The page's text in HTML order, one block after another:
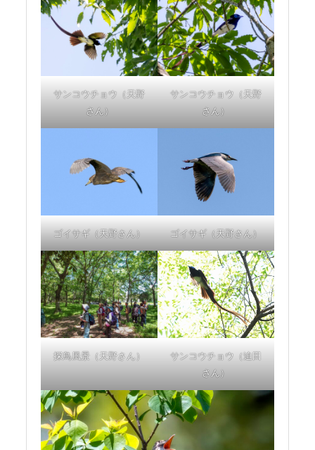
サンコウチョウ（天野
さん）
サンコウチョウ（天野
さん）
ゴイサギ（天野さん） ゴイサギ（天野さん）
探鳥風景（天野さん）
サンコウチョウ（迫田
さん）